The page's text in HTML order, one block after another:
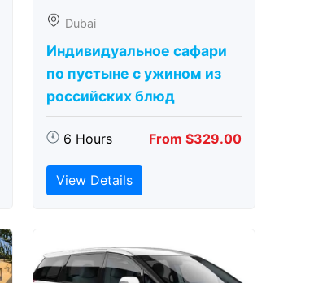
Dubai
Индивидуальное сафари
по пустыне с ужином из
российских блюд
6 Hours From $329.00
View Details